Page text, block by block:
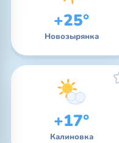
+25°
Новозырянка
+17°
Калиновка